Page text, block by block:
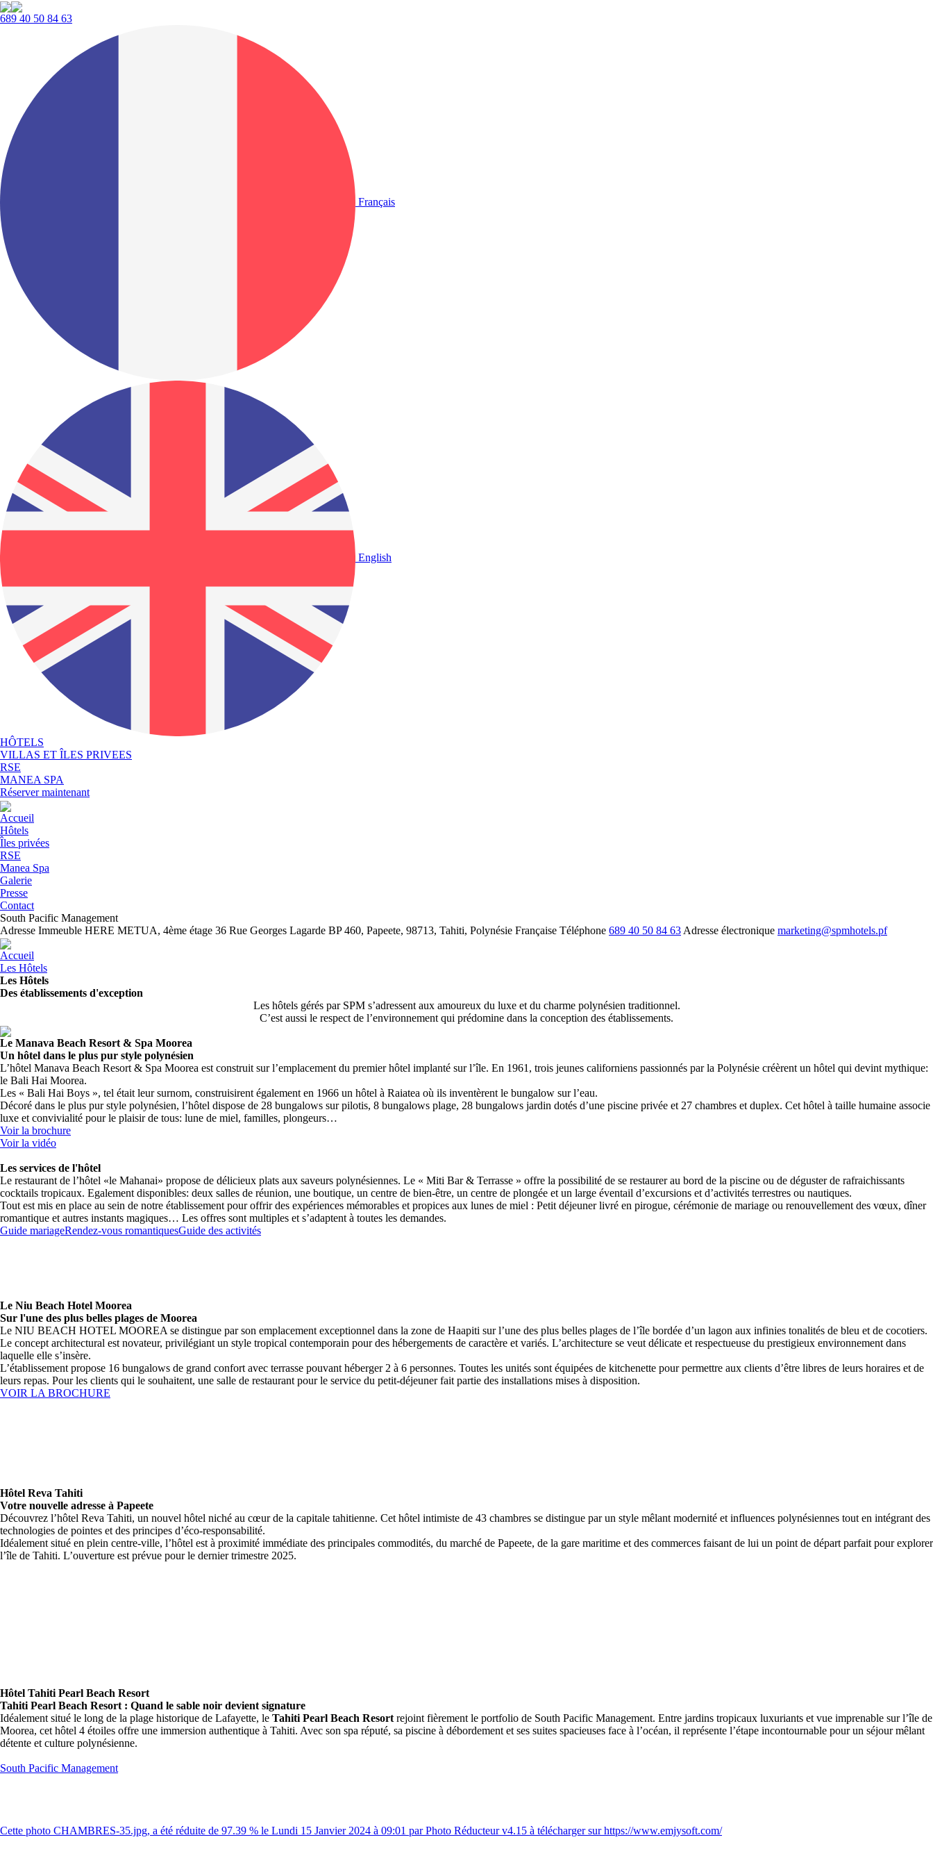
689 40 50 84 63
Français
English
HÔTELS
VILLAS ET ÎLES PRIVEES
RSE
MANEA SPA
Réserver maintenant
Accueil
Hôtels
Îles privées
RSE
Manea Spa
Galerie
Presse
Contact
South Pacific Management
Adresse Immeuble HERE METUA, 4ème étage 36 Rue Georges Lagarde BP 460, Papeete, 98713, Tahiti, Polynésie Française Téléphone 689 40 50 84 63 Adresse électronique marketing@spmhotels.pf
Accueil
Les Hôtels
Les Hôtels
Des établissements d'exception
Les hôtels gérés par SPM s’adressent aux amoureux du luxe et du charme polynésien traditionnel.
C’est aussi le respect de l’environnement qui prédomine dans la conception des établissements.
Le Manava Beach Resort & Spa Moorea
Un hôtel dans le plus pur style polynésien
L’hôtel Manava Beach Resort & Spa Moorea est construit sur l’emplacement du premier hôtel implanté sur l’île. En 1961, trois jeunes californiens passionnés par la Polynésie créèrent un hôtel qui devint mythique:
le Bali Hai Moorea.
Les « Bali Hai Boys », tel était leur surnom, construisirent également en 1966 un hôtel à Raiatea où ils inventèrent le bungalow sur l’eau.
Décoré dans le plus pur style polynésien, l’hôtel dispose de 28 bungalows sur pilotis, 8 bungalows plage, 28 bungalows jardin dotés d’une piscine privée et 27 chambres et duplex. Cet hôtel à taille humaine associe
luxe et convivialité pour le plaisir de tous: lune de miel, familles, plongeurs…
Voir la brochure
Voir la vidéo
Les services de l'hôtel
Le restaurant de l’hôtel «le Mahanai» propose de délicieux plats aux saveurs polynésiennes. Le « Miti Bar & Terrasse » offre la possibilité de se restaurer au bord de la piscine ou de déguster de rafraichissants
cocktails tropicaux. Egalement disponibles: deux salles de réunion, une boutique, un centre de bien-être, un centre de plongée et un large éventail d’excursions et d’activités terrestres ou nautiques.
Tout est mis en place au sein de notre établissement pour offrir des expériences mémorables et propices aux lunes de miel : Petit déjeuner livré en pirogue, cérémonie de mariage ou renouvellement des vœux, dîner
romantique et autres instants magiques… Les offres sont multiples et s’adaptent à toutes les demandes.
Guide mariageRendez-vous romantiquesGuide des activités
Le Niu Beach Hotel Moorea
Sur l'une des plus belles plages de Moorea
Le NIU BEACH HOTEL MOOREA se distingue par son emplacement exceptionnel dans la zone de Haapiti sur l’une des plus belles plages de l’île bordée d’un lagon aux infinies tonalités de bleu et de cocotiers.
Le concept architectural est novateur, privilégiant un style tropical contemporain pour des hébergements de caractère et variés. L’architecture se veut délicate et respectueuse du prestigieux environnement dans
laquelle elle s’insère.
L’établissement propose 16 bungalows de grand confort avec terrasse pouvant héberger 2 à 6 personnes. Toutes les unités sont équipées de kitchenette pour permettre aux clients d’être libres de leurs horaires et de
leurs repas. Pour les clients qui le souhaitent, une salle de restaurant pour le service du petit-déjeuner fait partie des installations mises à disposition.
VOIR LA BROCHURE
Hôtel Reva Tahiti
Votre nouvelle adresse à Papeete
Découvrez l’hôtel Reva Tahiti, un nouvel hôtel niché au cœur de la capitale tahitienne. Cet hôtel intimiste de 43 chambres se distingue par un style mêlant modernité et influences polynésiennes tout en intégrant des
technologies de pointes et des principes d’éco-responsabilité.
Idéalement situé en plein centre-ville, l’hôtel est à proximité immédiate des principales commodités, du marché de Papeete, de la gare maritime et des commerces faisant de lui un point de départ parfait pour explorer
l’île de Tahiti. L’ouverture est prévue pour le dernier trimestre 2025.
Hôtel Tahiti Pearl Beach Resort
Tahiti Pearl Beach Resort : Quand le sable noir devient signature
Idéalement situé le long de la plage historique de Lafayette, le Tahiti Pearl Beach Resort rejoint fièrement le portfolio de South Pacific Management. Entre jardins tropicaux luxuriants et vue imprenable sur l’île de
Moorea, cet hôtel 4 étoiles offre une immersion authentique à Tahiti. Avec son spa réputé, sa piscine à débordement et ses suites spacieuses face à l’océan, il représente l’étape incontournable pour un séjour mêlant
détente et culture polynésienne.
South Pacific Management
Cette photo CHAMBRES-35.jpg, a été réduite de 97.39 % le Lundi 15 Janvier 2024 à 09:01 par Photo Réducteur v4.15 à télécharger sur https://www.emjysoft.com/